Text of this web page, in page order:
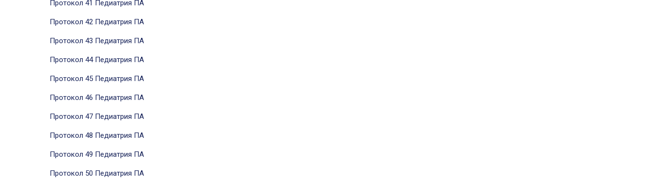
Протокол 41 Педиатрия ПА
Протокол 42 Педиатрия ПА
Протокол 43 Педиатрия ПА
Протокол 44 Педиатрия ПА
Протокол 45 Педиатрия ПА
Протокол 46 Педиатрия ПА
Протокол 47 Педиатрия ПА
Протокол 48 Педиатрия ПА
Протокол 49 Педиатрия ПА
Протокол 50 Педиатрия ПА